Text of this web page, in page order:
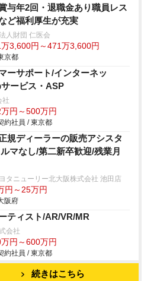
与年2回・退職金あり職員レス
ど福利厚生が充実
人財団 仁医会
3,600円～471万3,600円
京都
ーサポート/インターネッ
サービス・ASP
社
円～500万円
約社員 / 東京都
規ディーラーの販売アシスタ
マなし/第二新卒歓迎/残業月
タニューリー北大阪株式会社 池田店
円～25万円
阪府
ティスト/AR/VR/MR
会社
円～600万円
約社員 / 東京都
続きはこちら